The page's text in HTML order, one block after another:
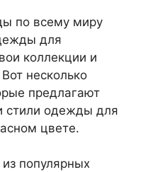
по всему миру
для
коллекции и
несколько
предлагают
стили одежды для
цвете.
популярных